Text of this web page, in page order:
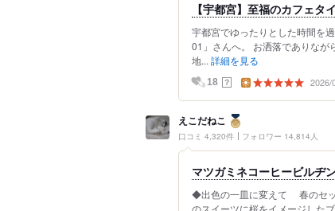
【宇都宮】至福のカフェ
宇都宮でゆったりとした時間を
01」さんへ。 お洒落でありなが
地... 詳細を見る
18 ？ 2026/
えこだねこ
口コミ 4,320件 フォロワー 14,814人
マツガミネコーヒービルヂ
◆出色の一皿に変えて 春のセッ
のスイーツに桜をイメージした